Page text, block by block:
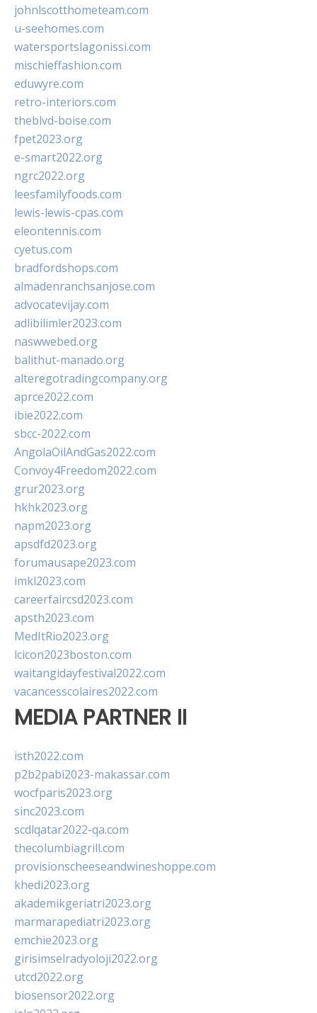
johnlscotthometeam.com
u-seehomes.com
watersportslagonissi.com
mischieffashion.com
eduwyre.com
retro-interiors.com
theblvd-boise.com
fpet2023.org
e-smart2022.org
ngrc2022.org
leesfamilyfoods.com
lewis-lewis-cpas.com
eleontennis.com
cyetus.com
bradfordshops.com
almadenranchsanjose.com
advocatevijay.com
adlibilimler2023.com
naswwebed.org
balithut-manado.org
alteregotradingcompany.org
aprce2022.com
ibie2022.com
sbcc-2022.com
AngolaOilAndGas2022.com
Convoy4Freedom2022.com
grur2023.org
hkhk2023.org
napm2023.org
apsdfd2023.org
forumausape2023.com
imkl2023.com
careerfaircsd2023.com
apsth2023.com
MedItRio2023.org
lcicon2023boston.com
waitangidayfestival2022.com
vacancesscolaires2022.com
MEDIA PARTNER II
isth2022.com
p2b2pabi2023-makassar.com
wocfparis2023.org
sinc2023.com
scdlqatar2022-qa.com
thecolumbiagrill.com
provisionscheeseandwineshoppe.com
khedi2023.org
akademikgeriatri2023.org
marmarapediatri2023.org
emchie2023.org
girisimselradyoloji2022.org
utcd2022.org
biosensor2022.org